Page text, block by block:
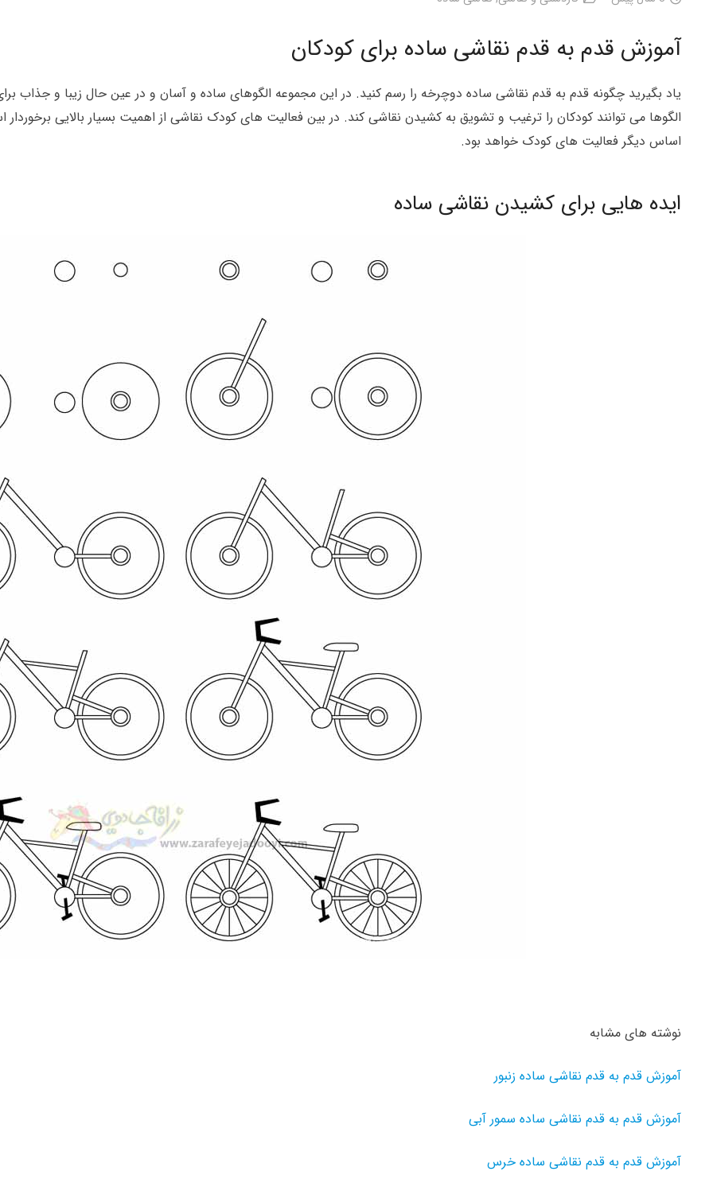
آموزش قدم به قدم نقاشی ساده برای کودکان
یاد بگیرید چگونه قدم به قدم نقاشی ساده دوچرخه را رسم کنید. در این مجموعه الگوهای ساده و آسان و در عین حال زیبا و
الگوها می توانند کودکان را ترغیب و تشویق به کشیدن نقاشی کند. در بین فعالیت های کودک نقاشی از اهمیت بسیار بالایی
اساس دیگر فعالیت های کودک خواهد بود.
ایده هایی برای کشیدن نقاشی ساده
نوشته های مشابه
آموزش قدم به قدم نقاشی ساده زنبور
آموزش قدم به قدم نقاشی ساده سمور آبی
آموزش قدم به قدم نقاشی ساده خرس